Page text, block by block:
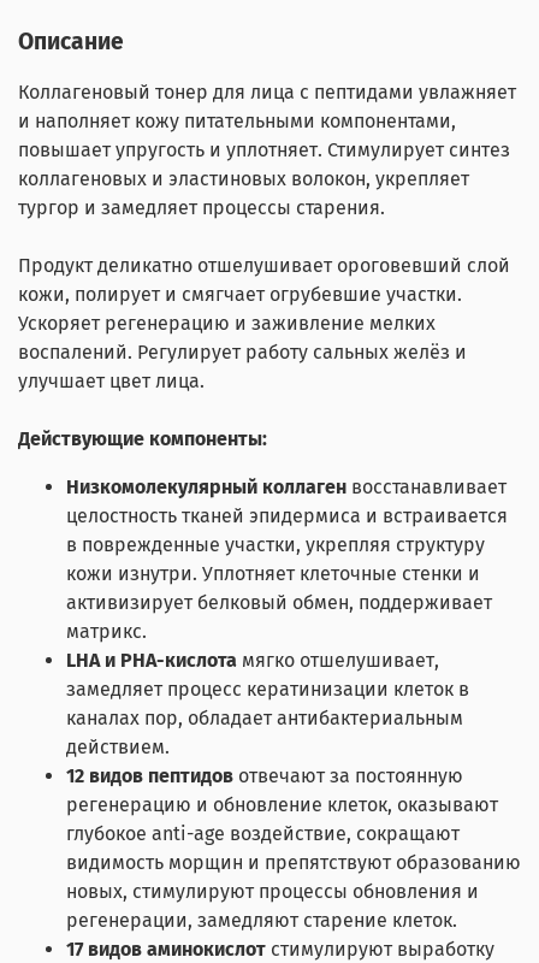
Описание
Коллагеновый тонер для лица с пептидами увлажняет
и наполняет кожу питательными компонентами,
повышает упругость и уплотняет. Стимулирует синтез
коллагеновых и эластиновых волокон, укрепляет
тургор и замедляет процессы старения.
Продукт деликатно отшелушивает ороговевший слой
кожи, полирует и смягчает огрубевшие участки.
Ускоряет регенерацию и заживление мелких
воспалений. Регулирует работу сальных желёз и
улучшает цвет лица.
Действующие компоненты:
Низкомолекулярный коллаген восстанавливает
целостность тканей эпидермиса и встраивается
в поврежденные участки, укрепляя структуру
кожи изнутри. Уплотняет клеточные стенки и
активизирует белковый обмен, поддерживает
матрикс.
LHA и PHA-кислота мягко отшелушивает,
замедляет процесс кератинизации клеток в
каналах пор, обладает антибактериальным
действием.
12 видов пептидов отвечают за постоянную
регенерацию и обновление клеток, оказывают
глубокое anti-age воздействие, сокращают
видимость морщин и препятствуют образованию
новых, стимулируют процессы обновления и
регенерации, замедляют старение клеток.
17 видов аминокислот стимулируют выработку